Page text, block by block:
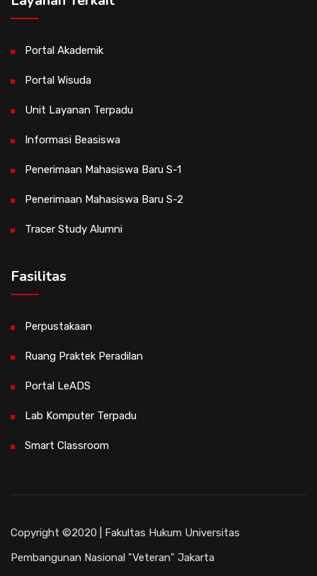
Portal Akademik
Portal Wisuda
Unit Layanan Terpadu
Informasi Beasiswa
Penerimaan Mahasiswa Baru S-1
Penerimaan Mahasiswa Baru S-2
Tracer Study Alumni
Fasilitas
Perpustakaan
Ruang Praktek Peradilan
Portal LeADS
Lab Komputer Terpadu
Smart Classroom
Copyright ©2020 | Fakultas Hukum Universitas
Pembangunan Nasional "Veteran" Jakarta